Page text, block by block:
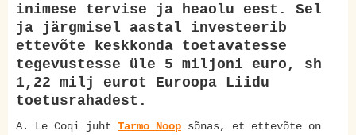
inimese tervise ja heaolu eest. Sel
ja järgmisel aastal investeerib
ettevõte keskkonda toetavatesse
tegevustesse üle 5 miljoni euro, sh
1,22 milj eurot Euroopa Liidu
toetusrahadest.
A. Le Coqi juht Tarmo Noop sõnas, et ettevõte on